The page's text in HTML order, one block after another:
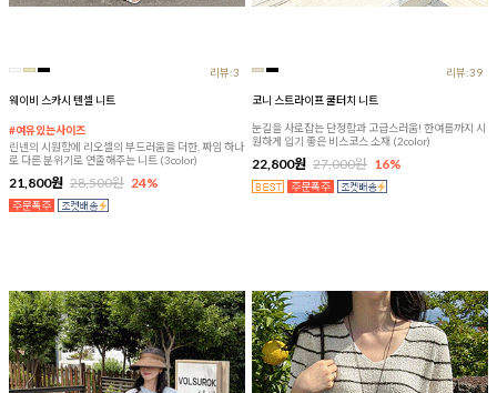
리뷰:3
웨이비 스카시 텐셀 니트
#여유있는사이즈
린넨의 시원함에 리오셀의 부드러움을 더한, 짜임 하나
로 다른 분위기로 연출해주는 니트 (3color)
21,800원 28,500원 24%
리뷰:39
코니 스트라이프 쿨터치 니트
눈길을 사로잡는 단정함과 고급스러움! 한여름까지 시
원하게 입기 좋은 비스코스 소재 (2color)
22,800원 27,000원 16%